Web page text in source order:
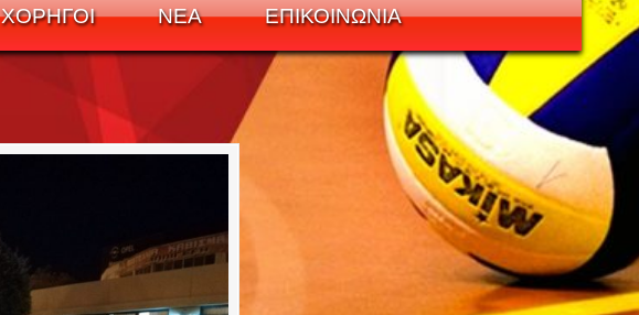
ΧΟΡΗΓΟΙ ΝΕΑ ΕΠΙΚΟΙΝΩΝΙΑ